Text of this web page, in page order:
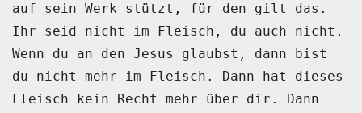
auf sein Werk stützt, für den gilt das.
Ihr seid nicht im Fleisch, du auch nicht.
Wenn du an den Jesus glaubst, dann bist
du nicht mehr im Fleisch.
Dann hat dieses
Fleisch kein Recht mehr über dir.
Dann